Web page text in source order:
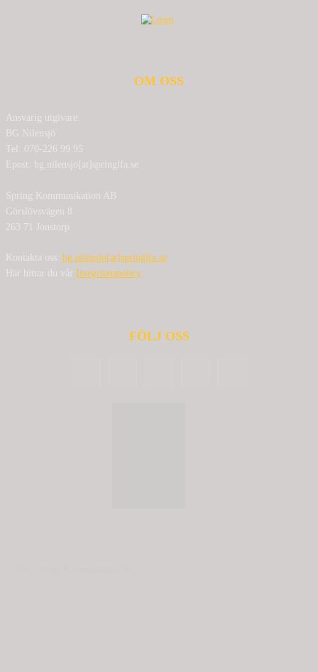
OM OSS
Ansvarig utgivare:
BG Nilensjö
Tel: 070-226 99 95
Epost: bg.nilensjo[at]springlfa.se
Spring Kommunikation AB
Görslövsvägen 8
263 71 Jonstorp
Kontakta oss: bg.nilensjo[at]springlfa.se
Här hittar du vår Integritetspolicy
FÖLJ OSS